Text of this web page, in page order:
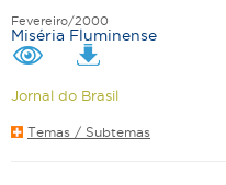
Fevereiro/2000
Miséria Fluminense
Jornal do Brasil
Temas / Subtemas